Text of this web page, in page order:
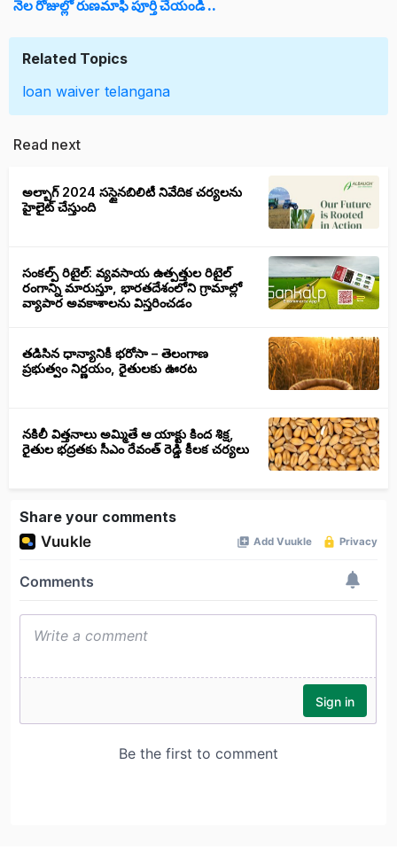
నెల రోజుల్లో రుణమాఫీ పూర్తి చేయండి ..
Related Topics
loan waiver telangana
Read next
అల్బాగ్ 2024 సస్టైనబిలిటీ నివేదిక చర్యలను
హైలైట్ చేస్తుంది
సంకల్ప్ రిటైల్: వ్యవసాయ ఉత్పత్తుల రిటైల్
రంగాన్ని మారుస్తూ, భారతదేశంలోని గ్రామాల్లో
వ్యాపార అవకాశాలను విస్తరించడం
తడిసిన ధాన్యానికీ భరోసా – తెలంగాణ
ప్రభుత్వం నిర్ణయం, రైతులకు ఊరట
నకిలీ విత్తనాలు అమ్మితే ఆ యాక్టు కింద శిక్ష,
రైతుల భద్రతకు సీఎం రేవంత్ రెడ్డి కీలక చర్యలు
Share your comments